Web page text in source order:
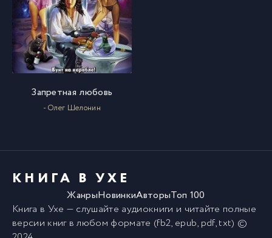
Запретная любовь
- Олег Шелонин
КНИГА В УХЕ
ЖанрыНовинкиАвторыТоп 100
Книга в Ухе — слушайте аудиокниги и читайте полные
версии книгв любом формате (fb2, epub, pdf, txt) ©